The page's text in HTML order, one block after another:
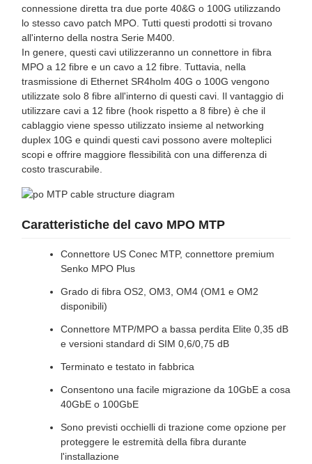
connessione diretta tra due porte 40&G o 100G utilizzando
lo stesso cavo patch MPO. Tutti questi prodotti si trovano
all'interno della nostra Serie M400.
In genere, questi cavi utilizzeranno un connettore in fibra
MPO a 12 fibre e un cavo a 12 fibre. Tuttavia, nella
trasmissione di Ethernet SR4holm 40G o 100G vengono
utilizzate solo 8 fibre all'interno di questi cavi. Il vantaggio di
utilizzare cavi a 12 fibre (hook rispetto a 8 fibre) è che il
cablaggio viene spesso utilizzato insieme al networking
duplex 10G e quindi questi cavi possono avere molteplici
scopi e offrire maggiore flessibilità con una differenza di
costo trascurabile.
Caratteristiche del cavo MPO MTP
Connettore US Conec MTP, connettore premium
Senko MPO Plus
Grado di fibra OS2, OM3, OM4 (OM1 e OM2
disponibili)
Connettore MTP/MPO a bassa perdita Elite 0,35 dB
e versioni standard di SIM 0,6/0,75 dB
Terminato e testato in fabbrica
Consentono una facile migrazione da 10GbE a cosa
40GbE o 100GbE
Sono previsti occhielli di trazione come opzione per
proteggere le estremità della fibra durante
l'installazione